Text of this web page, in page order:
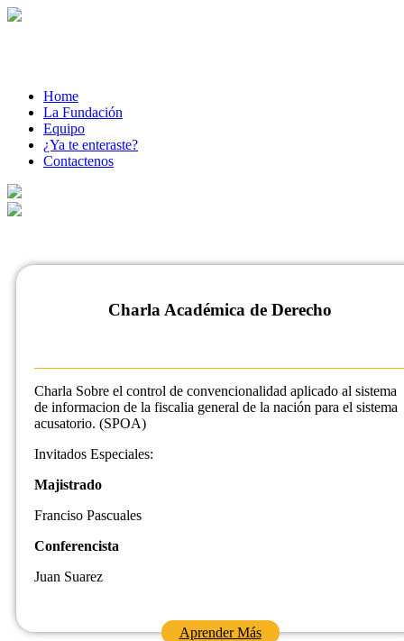
Home
La Fundación
Equipo
¿Ya te enteraste?
Contactenos
Charla Académica de Derecho
Charla Sobre el control de convencionalidad aplicado al sistema
de informacion de la fiscalia general de la nación para el sistema
acusatorio. (SPOA)
Invitados Especiales:
Majistrado
Franciso Pascuales
Conferencista
Juan Suarez
Aprender Más